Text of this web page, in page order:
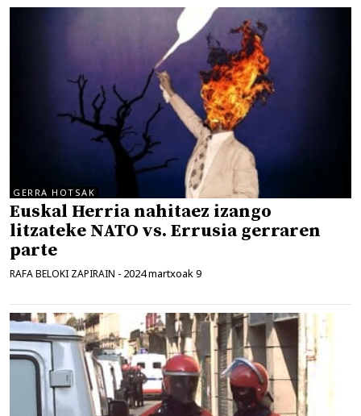
GERRA HOTSAK
Euskal Herria nahitaez izango
litzateke NATO vs. Errusia gerraren
parte
RAFA BELOKI ZAPIRAIN - 2024 martxoak 9